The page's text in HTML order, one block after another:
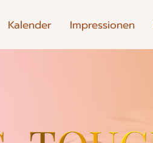
Kalender Impressionen